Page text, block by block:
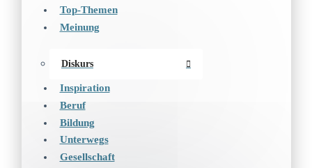
Top-Themen
Meinung
Diskurs
Inspiration
Beruf
Bildung
Unterwegs
Gesellschaft